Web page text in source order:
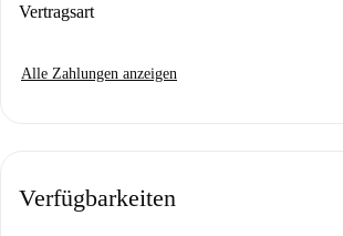
Vertragsart
Alle Zahlungen anzeigen
Verfügbarkeiten